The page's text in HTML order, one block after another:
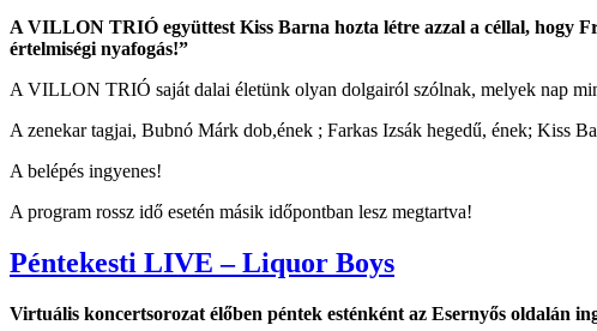
A VILLON TRIÓ együttest Kiss Barna hozta létre azzal a céllal, hogy
értelmiségi nyafogás!”
A VILLON TRIÓ saját dalai életünk olyan dolgairól szólnak, melyek nap
A zenekar tagjai, Bubnó Márk dob,ének ; Farkas Izsák hegedű, ének; Kiss
A belépés ingyenes!
A program rossz idő esetén másik időpontban lesz megtartva!
Péntekesti LIVE – Liquor Boys
Virtuális koncertsorozat élőben péntek esténként az Esernyős oldalán